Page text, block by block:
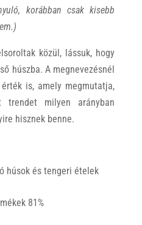
korábban csak kisebb
közül, lássuk, hogy
húszba. A megnevezésnél
is, amely megmutatja,
milyen arányban
hisznek benne.
húsok és tengeri ételek
81%